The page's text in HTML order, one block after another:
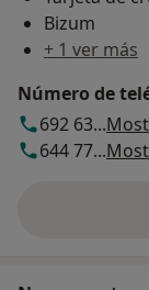
Bizum
+ 1 ver más
Número de
692 63...
644 77...